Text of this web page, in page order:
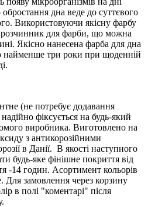
дна веде до суттєвого
Використовуючи якісну фарбу
розчинник для фарби, що можна
Якісно нанесена фарба для дна
три роки при щоденній
(не потребує додавання
фіксується на будь-який
виробника. Виготовлено на
з антикорозійними
в Данії. В якості наступного
будь-яке фінішне покриття від
-14 годин. Асортимент кольорів
Для замовлення через корзину
в полі "коментарі" після